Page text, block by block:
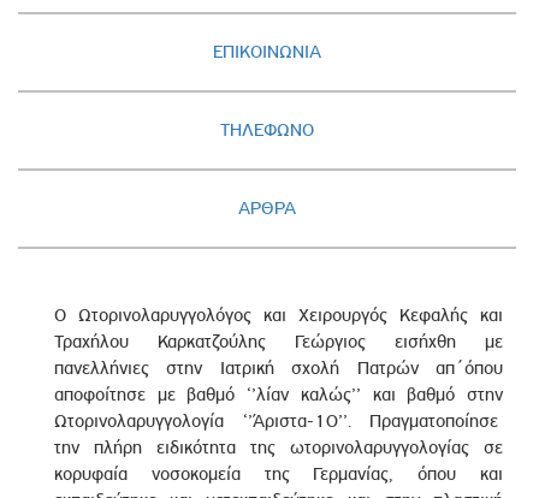
ΕΠΙΚΟΙΝΩΝΙΑ
ΤΗΛΕΦΩΝΟ
ΑΡΘΡΑ
Ο Ωτορινολαρυγγολόγος και Χειρουργός Κεφαλής και
Τραχήλου Καρκατζούλης Γεώργιος εισήχθη με
πανελλήνιες στην Ιατρική σχολή Πατρών απ΄όπου
αποφοίτησε με βαθμό ‘’λίαν καλώς’’ και βαθμό στην
Ωτορινολαρυγγολογία ‘’Άριστα-10’’. Πραγματοποίησε
την πλήρη ειδικότητα της ωτορινολαρυγγολογίας σε
κορυφαία νοσοκομεία της Γερμανίας, όπου και